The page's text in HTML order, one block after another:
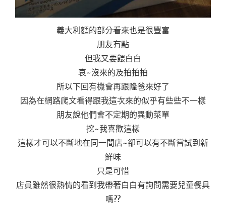
義大利麵的部分看來也是很豐富
朋友有點
但我又要餵白白
哀~沒來的及拍拍拍
所以下回有機會再跟隆爸來好了
因為在網路爬文看得跟我這次來的似乎有些些不一樣
朋友說他們會不定期的異動菜單
挖~我喜歡這樣
這樣才可以不斷地在同一間店~卻可以有不斷嘗試到新
鮮味
只是可惜
店員雖然很熱情的看到我帶著白白有詢問需要兒童餐具
嗎??